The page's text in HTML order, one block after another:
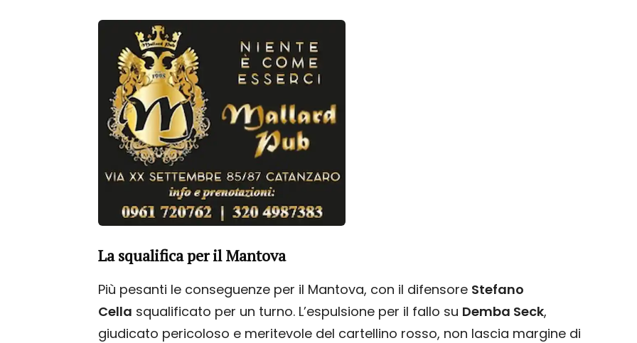
La squalifica per il Mantova
Più pesanti le conseguenze per il Mantova, con il difensore Stefano
Cella squalificato per un turno. L’espulsione per il fallo su Demba Seck,
giudicato pericoloso e meritevole del cartellino rosso, non lascia margine di